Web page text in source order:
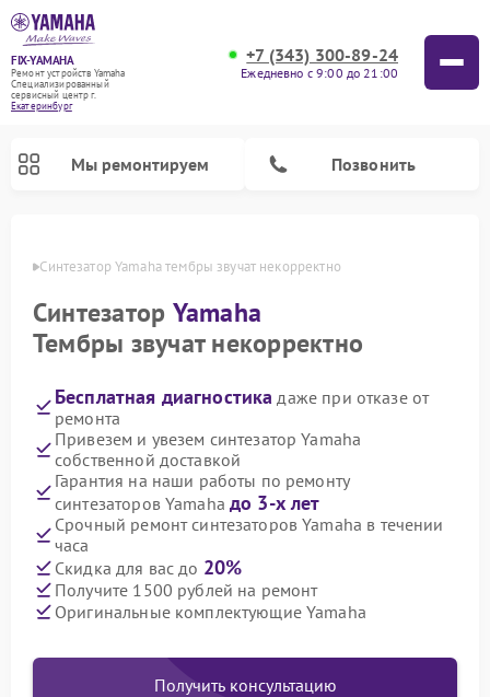
FIX-YAMAHA
Ремонт устройств Yamaha
Специализированный
cервисный центр г.
Екатеринбург
+7 (343) 300-89-24
Ежедневно с 9:00 до 21:00
Мы ремонтируем Позвонить
Синтезатор Yamaha тембры звучат некорректно
Синтезатор Yamaha
Тембры звучат некорректно
Бесплатная диагностика даже при отказе от
ремонта
Привезем и увезем синтезатор Yamaha
собственной доставкой
Гарантия на наши работы по ремонту
синтезаторов Yamahaдо 3-х лет
Срочный ремонт синтезаторов Yamaha в течении
часа
Скидка для вас до 20%
Получите 1500 рублей на ремонт
Оригинальные комплектующие Yamaha
Получить консультацию